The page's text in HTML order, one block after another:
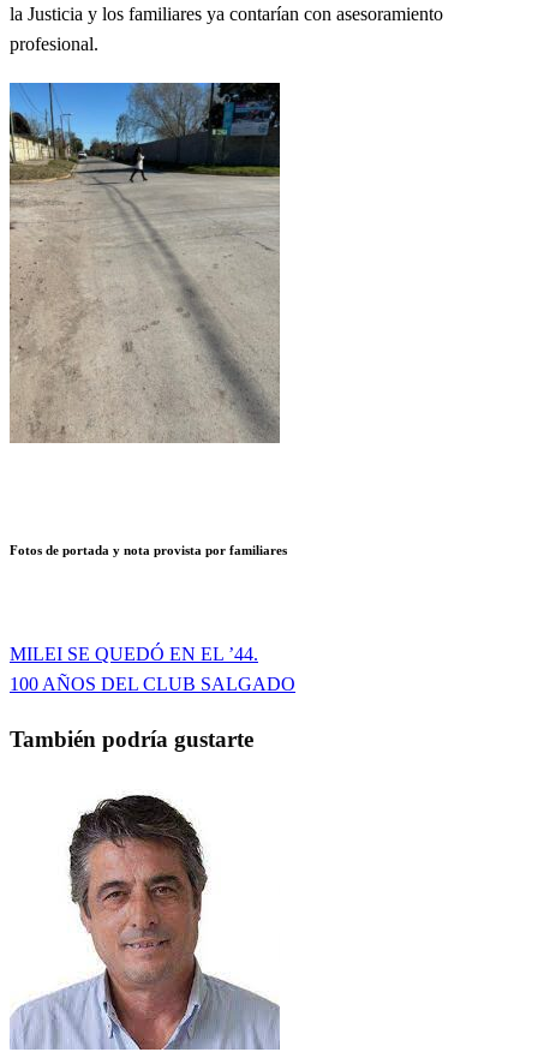
la Justicia y los familiares ya contarían con asesoramiento
profesional.
Fotos de portada y nota provista por familiares
Navegación
entradas
Entrada
anterior
MILEI SE QUEDÓ EN EL ’44.
Entrada
100 AÑOS DEL CLUB SALGADO
También podría gustarte